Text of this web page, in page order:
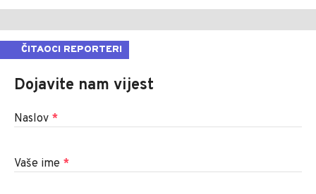
ČITAOCI REPORTERI
Dojavite nam vijest
Naslov *
Vaše ime *